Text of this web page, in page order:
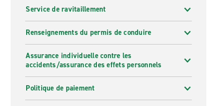
Service de ravitaillement
Renseignements du permis de conduire
Assurance individuelle contre les
accidents/assurance des effets personnels
Politique de paiement